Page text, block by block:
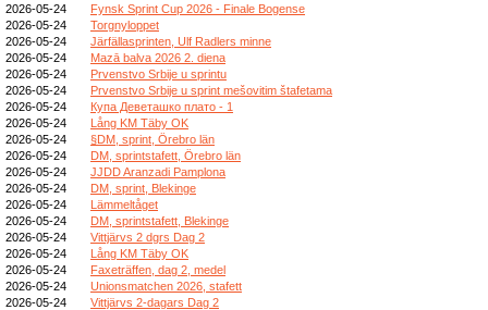
2026-05-24
Fynsk Sprint Cup 2026 - Finale Bogense
2026-05-24
Torgnyloppet
2026-05-24
Järfällasprinten, Ulf Radlers minne
2026-05-24
Mazā balva 2026 2. diena
2026-05-24
Prvenstvo Srbije u sprintu
2026-05-24
Prvenstvo Srbije u sprint mešovitim štafetama
2026-05-24
Купа Деветашко плато - 1
2026-05-24
Lång KM Täby OK
2026-05-24
§DM, sprint, Örebro län
2026-05-24
DM, sprintstafett, Örebro län
2026-05-24
JJDD Aranzadi Pamplona
2026-05-24
DM, sprint, Blekinge
2026-05-24
Lämmeltåget
2026-05-24
DM, sprintstafett, Blekinge
2026-05-24
Vittjärvs 2 dgrs Dag 2
2026-05-24
Lång KM Täby OK
2026-05-24
Faxeträffen, dag 2, medel
2026-05-24
Unionsmatchen 2026, stafett
2026-05-24
Vittjärvs 2-dagars Dag 2